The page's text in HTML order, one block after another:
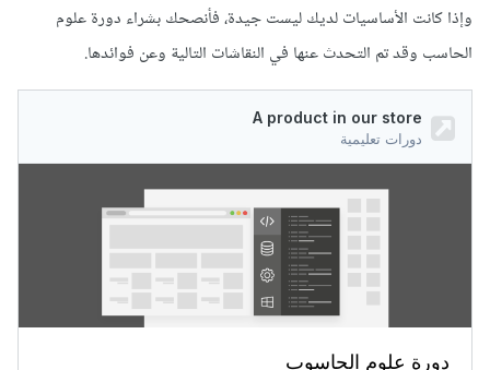
وإذا كانت الأساسيات لديك ليست جيدة، فأنصحك بشراء دورة علوم
الحاسب وقد تم التحدث عنها في النقاشات التالية وعن فوائدها.